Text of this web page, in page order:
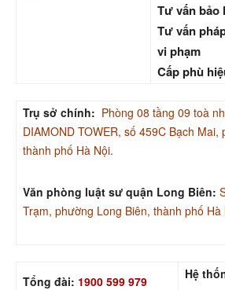
Tư vấn bảo
Tư vấn
vi phạm
Cấp phù
Trụ sở chính: Phòng 08 tầng 09 toà
DIAMOND TOWER, số 459C Bạch Mai,
thành phố Hà Nội.
Văn phòng luật sư quận Long Biên:
Trạm, phường Long Biên, thành phố Hà
Tổng đài: 1900 599 979 Hệ